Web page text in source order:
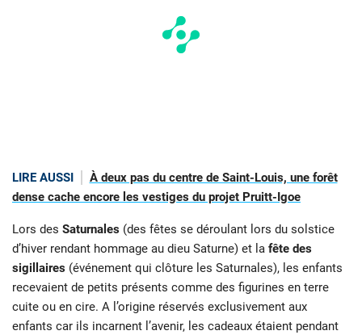
LIRE AUSSI
À deux pas du centre de Saint-Louis, une forêt
dense cache encore les vestiges du projet Pruitt-Igoe
Lors des Saturnales (des fêtes se déroulant lors du solstice
d’hiver rendant hommage au dieu Saturne) et la fête des
sigillaires (événement qui clôture les Saturnales), les enfants
recevaient de petits présents comme des figurines en terre
cuite ou en cire. A l’origine réservés exclusivement aux
enfants car ils incarnent l’avenir, les cadeaux étaient pendant